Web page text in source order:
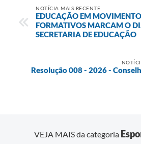
NOTÍCIA MAIS RECENTE
EDUCAÇÃO EM
FORMATIVOS MARCAM O
SECRETARIA DE EDUCAÇÃO
Resolução 008 - 2026 -
VEJA MAIS da categoria